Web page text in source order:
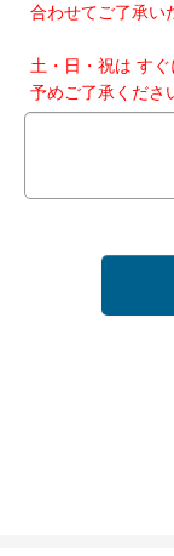
合わせてご了承い
土・日・祝は す
予めご了承くださ